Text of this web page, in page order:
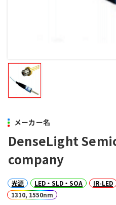
メーカー名
DenseLight
company
光源 LED・SLD・SOA IR-LED
1310, 1550nm